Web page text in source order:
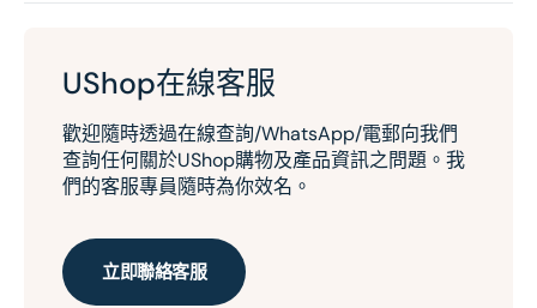
UShop在線客服
歡迎隨時透過在線查詢/WhatsApp/電郵向我們
查詢任何關於UShop購物及產品資訊之問題。我
們的客服專員隨時為你效名。
立即聯絡客服